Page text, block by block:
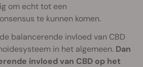
om echt tot een
te kunnen komen.
balancerende invloed van CBD
in het algemeen. Dan
invloed van CBD op het